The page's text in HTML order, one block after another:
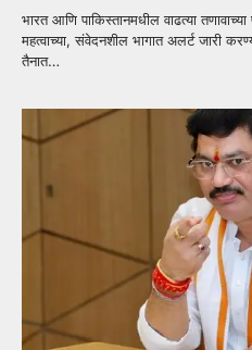
भारत आणि पाकिस्तानमधील वाढत्या
महत्वाच्या, संवेदनशील भागात अलर्ट जारी
तैनात…